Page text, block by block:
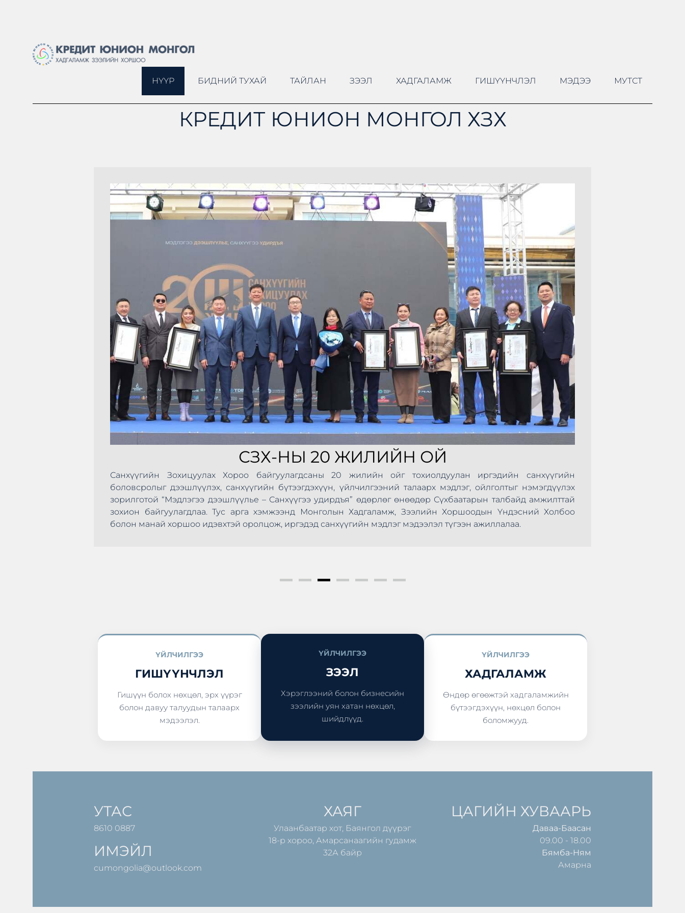
НҮҮР БИДНИЙ ТУХАЙ ТАЙЛАН ЗЭЭЛ ХАДГАЛАМЖ ГИШҮҮНЧЛЭЛ МЭДЭЭ МУТСТ
КРЕДИТ ЮНИОН МОНГОЛ ХЗХ
СЗХ-НЫ 20 ЖИЛИЙН ОЙ
Санхүүгийн Зохицуулах Хороо байгуулагдсаны 20 жилийн ойг тохиолдуулан иргэдийн санхүүгийн
боловсролыг дээшлүүлэх, санхүүгийн бүтээгдэхүүн, үйлчилгээний талаарх мэдлэг, ойлголтыг нэмэгдүүлэх
зорилготой “Мэдлэгээ дээшлүүлье – Санхүүгээ удирдъя” өдөрлөг өнөөдөр Сүхбаатарын талбайд амжилттай
зохион байгуулагдлаа. Тус арга хэмжээнд Монголын Хадгаламж, Зээлийн Хоршоодын Үндэсний Холбоо
болон манай хоршоо идэвхтэй оролцож, иргэдэд санхүүгийн мэдлэг мэдээлэл түгээн ажиллалаа.
ҮЙЛЧИЛГЭЭ
ГИШҮҮНЧЛЭЛ
Гишүүн болох нөхцөл, эрх үүрэг
болон давуу талуудын талаарх
мэдээлэл.
ҮЙЛЧИЛГЭЭ
ЗЭЭЛ
Хэрэглээний болон бизнесийн
зээлийн уян хатан нөхцөл,
шийдлүүд.
ҮЙЛЧИЛГЭЭ
ХАДГАЛАМЖ
Өндөр өгөөжтэй хадгаламжийн
бүтээгдэхүүн, нөхцөл болон
боломжууд.
УТАС
8610 0887
ИМЭЙЛ
cumongolia@outlook.com
ХАЯГ
Улаанбаатар хот, Баянгол дүүрэг
18-р хороо, Амарсанаагийн гудамж
32А байр
ЦАГИЙН ХУВААРЬ
Даваа-Баасан
09.00 - 18.00
Бямба-Ням
Амарна